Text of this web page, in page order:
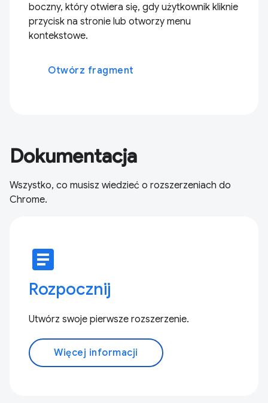
boczny, który otwiera się, gdy użytkownik kliknie
przycisk na stronie lub otworzy menu
kontekstowe.
Otwórz fragment
Dokumentacja
Wszystko, co musisz wiedzieć o rozszerzeniach do
Chrome.
article
Rozpocznij
Utwórz swoje pierwsze rozszerzenie.
Więcej informacji